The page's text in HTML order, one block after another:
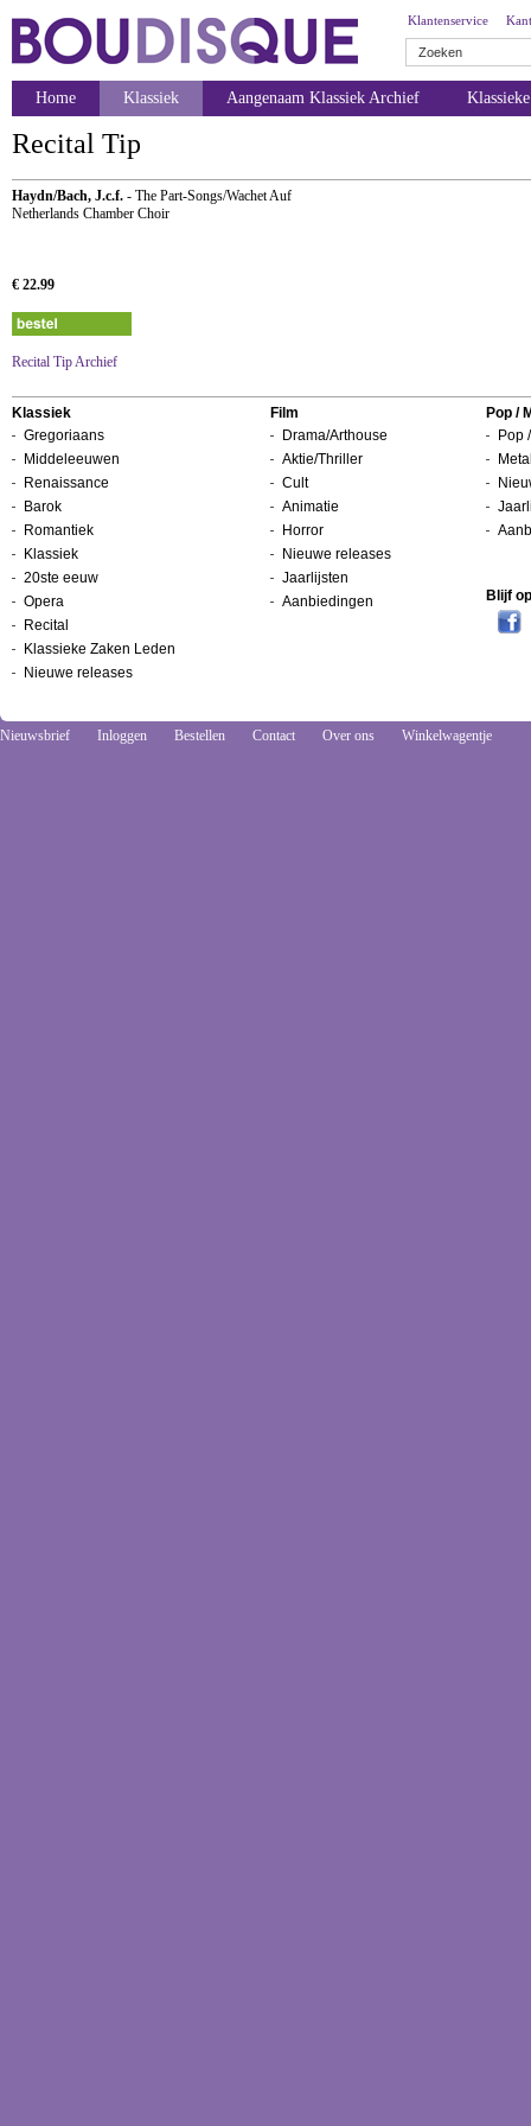
Klantenservice
Home Klassiek Aangenaam Klassiek Archief
Recital Tip
Haydn/Bach, J.c.f. - The Part-Songs/Wachet Auf
Netherlands Chamber Choir
€ 22.99
Recital Tip Archief
Klassiek
Gregoriaans
Middeleeuwen
Renaissance
Barok
Romantiek
Klassiek
20ste eeuw
Opera
Recital
Klassieke Zaken Leden
Nieuwe releases
Film
Drama/Arthouse
Aktie/Thriller
Cult
Animatie
Horror
Nieuwe releases
Jaarlijsten
Aanbiedingen
Pop /
Pop
Blijf
Nieuwsbrief Inloggen Bestellen Contact Over ons Winkelwagentje